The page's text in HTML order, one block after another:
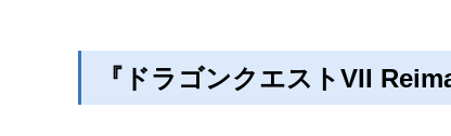
『ドラゴンクエストVII